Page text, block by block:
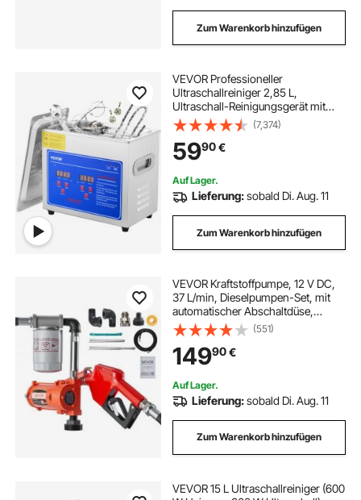
Zum Warenkorb hinzufügen
VEVOR Professioneller
Ultraschallreiniger 2,85 L,
Ultraschall-Reinigungsgerät mit
Digitalem Timer & Heizung,
Ultraschallreinigungsgerät 40 kHz
für Brillen Uhren Ringe Kleinteile
(7,374)
5990€
Auf Lager.
Lieferung:sobald Di. Aug. 11
Zum Warenkorb hinzufügen
VEVOR Kraftstoffpumpe, 12 V DC,
37 L/min, Dieselpumpen-Set, mit
automatischer Abschaltdüse,
Förderschlauch,
Überhitzungsschutz, Stromkabel,
explosionsgeschützt, für Benzin,
Diesel & Kerosin
(551)
14990€
Auf Lager.
Lieferung:sobald Di. Aug. 11
Zum Warenkorb hinzufügen
VEVOR 15 L Ultraschallreiniger (600